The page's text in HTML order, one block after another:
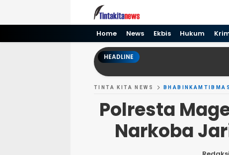
Tinta kita News
Informasi Terkini
Home News Ekbis Hukum
HEADLINE
TINTA KITA NEWS BHABINKAMTIBMAS
Polresta
Narkoba